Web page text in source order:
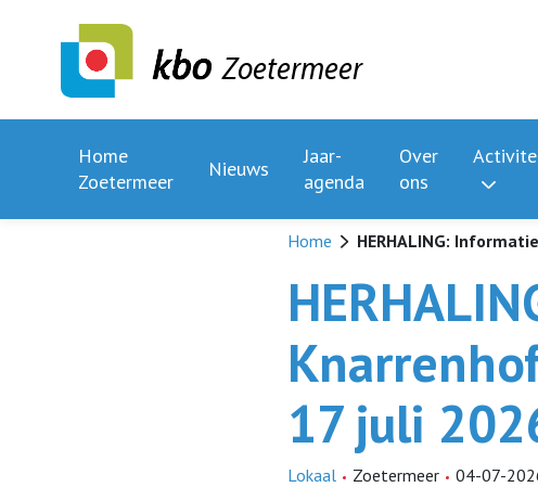
Zoetermeer
Home
Zoetermeer
Nieuws
Jaar-
agenda
Over
ons
Home HERHALING:
17 juli
Lokaal Zoetermeer 04-07-